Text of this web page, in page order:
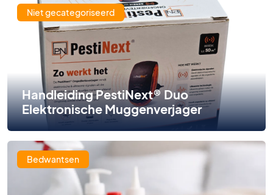
Niet gecategoriseerd
Handleiding PestiNext® Duo
Elektronische Muggenverjager
Bedwantsen